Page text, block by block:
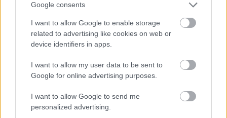
Google consents
I want to allow Google to enable storage
related to advertising like cookies on web or
device identifiers in apps.
I want to allow my user data to be sent to
Google for online advertising purposes.
I want to allow Google to send me
personalized advertising.
szerep. Azt mondták, hogy a "reneszánsz étek nem elég, ha tápláló és
ízletes, de legyen ínycsiklandóan gusztusos, különlegesen tálalt is". A
tálalás művészetében – csakúgy, mint a művészet más ágaiban is – az
itáliai mesterek jártak az élen.
Mátyás udvarában
uralkodásához köthető. A nemes ifjak olasz földre jártak egyetemre és
nemcsak az itáliai kultúrát, újításokat, hanem az étkezés, a